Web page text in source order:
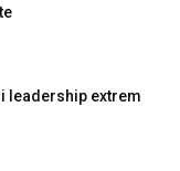
leadership extrem